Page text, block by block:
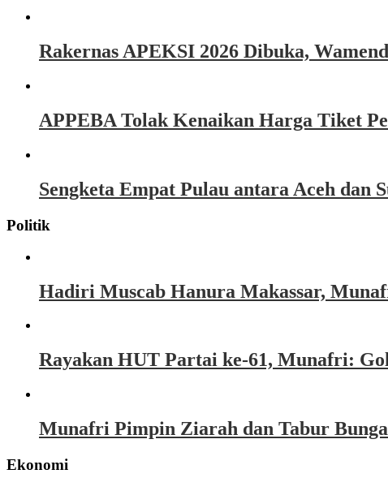
Rakernas APEKSI 2026 Dibuka,
APPEBA Tolak Kenaikan Harga Tiket
Sengketa Empat Pulau antara Aceh dan
Politik
Hadiri Muscab Hanura Makassar,
Rayakan HUT Partai ke-61, Munafri:
Munafri Pimpin Ziarah dan Tabur
Ekonomi